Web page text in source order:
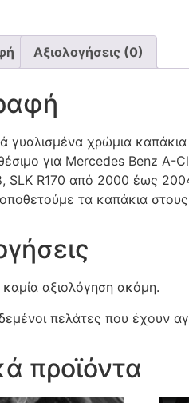
Αξιολογήσεις (0)
γυαλισμένα χρώμια
για Mercedes
SLK R170 από 2000 έως
τα καπάκια
αξιολόγηση ακόμη.
πελάτες που έχουν
προϊόντα